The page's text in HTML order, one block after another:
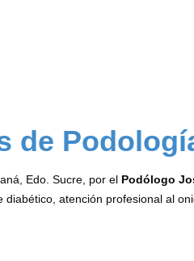
de
Edo. Sucre, por el Podólogo
atención profesional al